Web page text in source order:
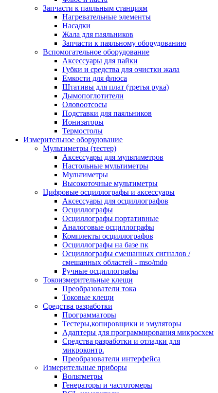
Запчасти к паяльным станциям
Нагревательные элементы
Насадки
Жала для паяльников
Запчасти к паяльному оборудованию
Вспомогательное оборудование
Аксессуары для пайки
Губки и средства для очистки жала
Емкости для флюса
Штативы для плат (третья рука)
Дымопоглотители
Оловоотсосы
Подставки для паяльников
Ионизаторы
Термостолы
Измерительное оборудование
Мультиметры (тестер)
Аксессуары для мультиметров
Настольные мультиметры
Мультиметры
Высокоточные мультиметры
Цифровые осциллографы и аксессуары
Аксессуары для осциллографов
Осциллографы
Осциллографы портативные
Аналоговые осциллографы
Комплекты осциллографов
Осциллографы на базе пк
Осциллографы смешанных сигналов /
смешанных областей - mso/mdo
Ручные осциллографы
Токоизмерительные клещи
Преобразователи тока
Токовые клещи
Средства разработки
Программаторы
Тестеры,копировщики и эмуляторы
Адаптеры для программирования микросхем
Cредства разработки и отладки для
микроконтр.
Преобразователи интерфейса
Измерительные приборы
Вольтметры
Генераторы и частотомеры